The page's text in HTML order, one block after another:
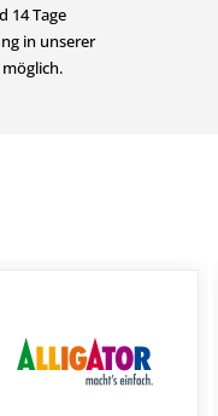
14 Tage
in unserer